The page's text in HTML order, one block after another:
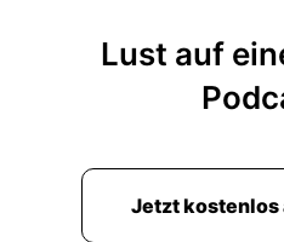
Lust auf
Jetzt